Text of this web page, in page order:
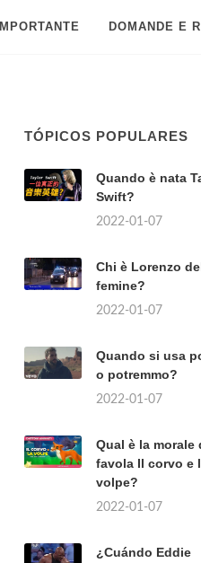
IMPORTANTE DOMANDE E
TÓPICOS POPULARES
Quando è nata
Swift?
2022-01-07
Chi è Lorenzo
femine?
2022-01-07
Quando si usa
o potremmo?
2022-01-07
Qual è la morale
favola Il corvo e
volpe?
2022-01-07
¿Cuándo Eddie